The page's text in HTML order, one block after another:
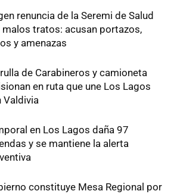
renuncia de la Seremi de Salud
malos tratos: acusan portazos,
y amenazas
de Carabineros y camioneta
en ruta que une Los Lagos
Valdivia
en Los Lagos daña 97
y se mantiene la alerta
constituye Mesa Regional por